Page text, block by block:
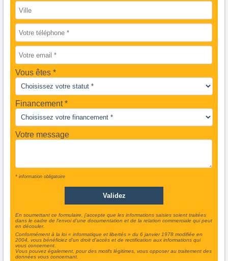
Vous êtes
Financement *
Votre message
* information obligatoire
En soumettant ce formulaire, j'accepte que les informations saisies soient traitées
dans le cadre de l'envoi d'une documentation et de la relation commerciale qui peut
en découler.
Conformément à la loi « informatique et libertés » du 6 janvier 1978 modifiée en
2004, vous bénéficiez d'un droit d'accès et de rectification aux informations qui
vous concernent.
Vous pouvez également, pour des motifs légitimes, vous opposer au traitement des
données vous concernant.